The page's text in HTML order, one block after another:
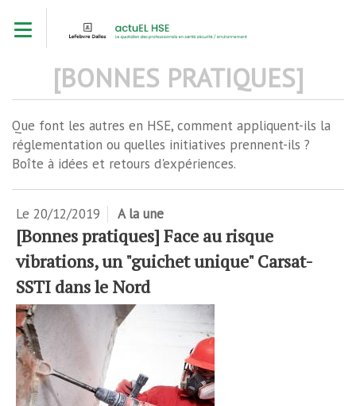
contenu
[BONNES PRATIQUES]
Que font les autres en HSE, comment appliquent-ils la
réglementation ou quelles initiatives prennent-ils ?
Boîte à idées et retours d'expériences.
Le 20/12/2019 A la une
[Bonnes pratiques] Face au risque
vibrations, un "guichet unique" Carsat-
SSTI dans le Nord